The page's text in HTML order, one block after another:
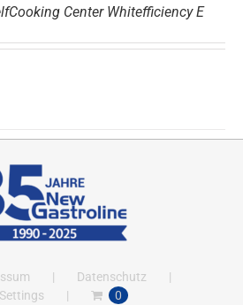
Center Whitefficiency E
Datenschutz
0